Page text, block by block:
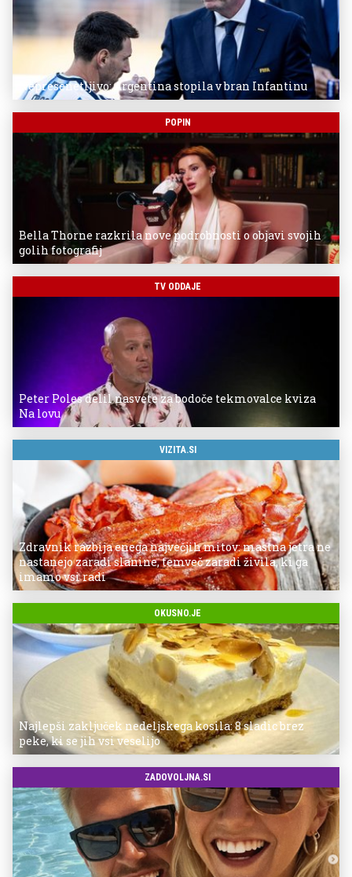
Nepresenetljivo: Argentina stopila v bran Infantinu
POPIN
Bella Thorne razkrila nove podrobnosti o objavi svojih
golih fotografij
TV ODDAJE
Peter Poles delil nasvete za bodoče tekmovalce kviza
Na lovu
VIZITA.SI
Zdravnik razbija enega največjih mitov: mastna jetra ne
nastanejo zaradi slanine, temveč zaradi živila, ki ga
imamo vsi radi
OKUSNO.JE
Najlepši zaključek nedeljskega kosila: 8 sladic brez
peke, ki se jih vsi veselijo
ZADOVOLJNA.SI